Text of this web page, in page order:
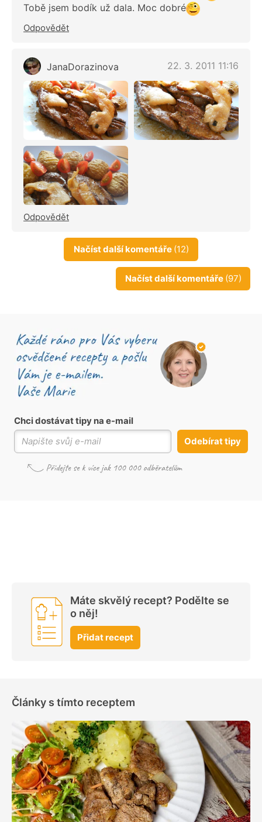
Tobě jsem bodík už dala. Moc dobré
Odpovědět
JanaDorazinova 22. 3. 2011 11:16
Odpovědět
Načíst další komentáře (12)
Načíst další komentáře (97)
Chci dostávat tipy na e-mail
Odebírat tipy
Máte skvělý recept? Podělte se
o něj!
Přidat recept
Články s tímto receptem